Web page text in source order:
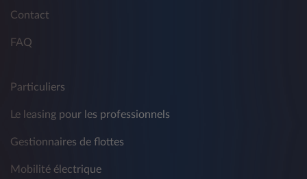
Contact
FAQ
Particuliers
Le leasing pour les professionnels
Gestionnaires de flottes
Mobilité électrique